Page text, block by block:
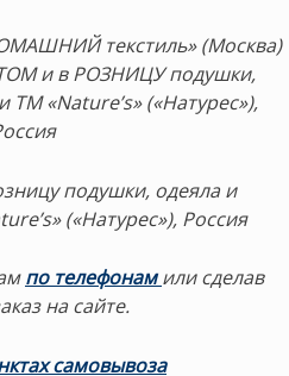
текстиль» (Москва)
и в РОЗНИЦУ подушки,
ТМ «Nature’s» («Натурес»),
подушки, одеяла и
(«Натурес»), Россия
по телефонамили сделав
на сайте.
самовывоза